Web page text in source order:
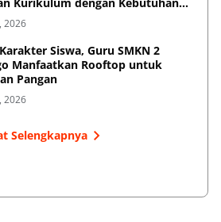
2026
Siswa, Guru SMKN 2
Manfaatkan Rooftop untuk
Pangan
2026
Selengkapnya